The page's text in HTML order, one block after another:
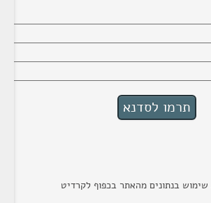
שימוש בנתונים מהאתר בכפוף לקרדיט